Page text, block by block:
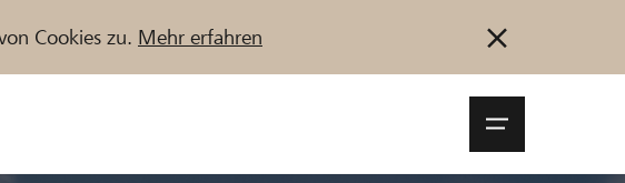
Cookies zu. Mehr erfahren